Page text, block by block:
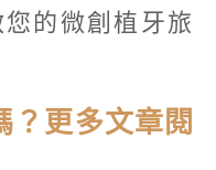
的微創植牙旅
？更多文章閱